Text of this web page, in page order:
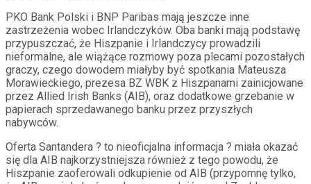
PKO Bank Polski i BNP Paribas mają jeszcze inne
zastrzeżenia wobec Irlandczyków. Oba banki mają podstawę
przypuszczać, że Hiszpanie i Irlandczycy prowadzili
nieformalne, ale wiążące rozmowy poza plecami pozostałych
graczy, czego dowodem miałyby być spotkania Mateusza
Morawieckiego, prezesa BZ WBK z Hiszpanami zainicjowane
przez Allied Irish Banks (AIB), oraz dodatkowe grzebanie w
papierach sprzedawanego banku przez przyszłych
nabywców.
Oferta Santandera ? to nieoficjalna informacja ? miała okazać
się dla AIB najkorzystniejsza również z tego powodu, że
Hiszpanie zaoferowali odkupienie od AIB (przypomnę tylko,